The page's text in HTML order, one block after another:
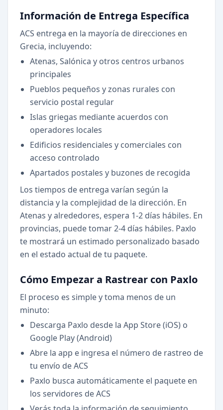
Información de Entrega Específica
ACS entrega en la mayoría de direcciones en
Grecia, incluyendo:
Atenas, Salónica y otros centros urbanos
principales
Pueblos pequeños y zonas rurales con
servicio postal regular
Islas griegas mediante acuerdos con
operadores locales
Edificios residenciales y comerciales con
acceso controlado
Apartados postales y buzones de recogida
Los tiempos de entrega varían según la
distancia y la complejidad de la dirección. En
Atenas y alrededores, espera 1-2 días hábiles. En
provincias, puede tomar 2-4 días hábiles. Paxlo
te mostrará un estimado personalizado basado
en el estado actual de tu paquete.
Cómo Empezar a Rastrear con Paxlo
El proceso es simple y toma menos de un
minuto:
Descarga Paxlo desde la App Store (iOS) o
Google Play (Android)
Abre la app e ingresa el número de rastreo de
tu envío de ACS
Paxlo busca automáticamente el paquete en
los servidores de ACS